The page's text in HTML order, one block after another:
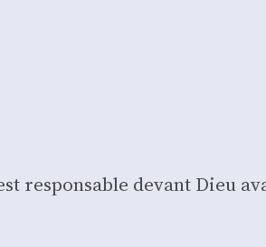
devant Dieu